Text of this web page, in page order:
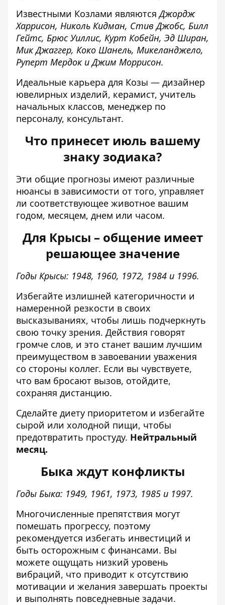
Известными Козлами являютсяДжордж
Харрисон, Николь Кидман, Стив Джобс, Билл
Гейтс, Брюс Уиллис, Курт Кобейн, Эд Ширан,
Мик Джаггер, Коко Шанель, Микеланджело,
Руперт Мердок и Джим Моррисон.
Идеальные карьера для Козы — дизайнер
ювелирных изделий, керамист, учитель
начальных классов, менеджер по
персоналу, консультант.
Что принесет июль вашему
знаку зодиака?
Эти общие прогнозы имеют различные
нюансы в зависимости от того, управляет
ли соответствующее животное вашим
годом, месяцем, днем или часом.
Для Крысы – общение имеет
решающее значение
Годы Крысы: 1948, 1960, 1972, 1984 и 1996.
Избегайте излишней категоричности и
намеренной резкости в своих
высказываниях, чтобы лишь подчеркнуть
свою точку зрения. Действия говорят
громче слов, и это станет вашим лучшим
преимуществом в завоевании уважения
со стороны коллег. Если вы чувствуете,
что вам бросают вызов, отойдите,
сохраняя дистанцию.
Сделайте диету приоритетом и избегайте
сырой или холодной пищи, чтобы
предотвратить простуду. Нейтральный
месяц.
Быка ждут конфликты
Годы Быка: 1949, 1961, 1973, 1985 и 1997.
Многочисленные препятствия могут
помешать прогрессу, поэтому
рекомендуется избегать инвестиций и
быть осторожным с финансами. Вы
можете ощущать низкий уровень
вибраций, что приводит к отсутствию
мотивации и желания завершать проекты
и выполнять повседневные задачи.